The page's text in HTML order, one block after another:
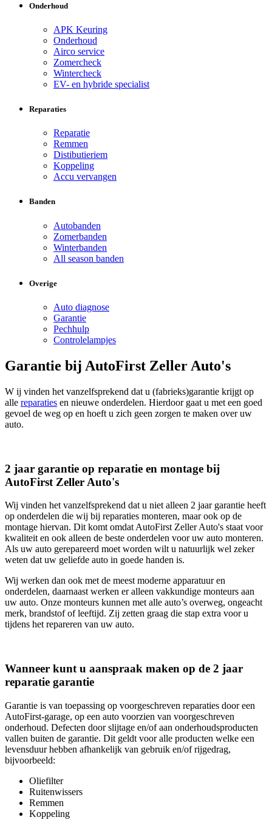
Onderhoud
APK Keuring
Onderhoud
Airco service
Zomercheck
Wintercheck
EV- en hybride specialist
Reparaties
Reparatie
Remmen
Distibutieriem
Koppeling
Accu vervangen
Banden
Autobanden
Zomerbanden
Winterbanden
All season banden
Overige
Auto diagnose
Garantie
Pechhulp
Controlelampjes
Garantie bij AutoFirst Zeller Auto's
W ij vinden het vanzelfsprekend dat u (fabrieks)garantie krijgt op
alle reparaties en nieuwe onderdelen. Hierdoor gaat u met een goed
gevoel de weg op en hoeft u zich geen zorgen te maken over uw
auto.
2 jaar garantie op reparatie en montage bij
AutoFirst Zeller Auto's
Wij vinden het vanzelfsprekend dat u niet alleen 2 jaar garantie heeft
op onderdelen die wij bij reparaties monteren, maar ook op de
montage hiervan. Dit komt omdat AutoFirst Zeller Auto's staat voor
kwaliteit en ook alleen de beste onderdelen voor uw auto monteren.
Als uw auto gerepareerd moet worden wilt u natuurlijk wel zeker
weten dat uw geliefde auto in goede handen is.
Wij werken dan ook met de meest moderne apparatuur en
onderdelen, daarnaast werken er alleen vakkundige monteurs aan
uw auto. Onze monteurs kunnen met alle auto’s overweg, ongeacht
merk, brandstof of leeftijd. Zij zetten graag die stap extra voor u
tijdens het repareren van uw auto.
Wanneer kunt u aanspraak maken op de 2 jaar
reparatie garantie
Garantie is van toepassing op voorgeschreven reparaties door een
AutoFirst-garage, op een auto voorzien van voorgeschreven
onderhoud. Defecten door slijtage en/of aan onderhoudsproducten
vallen buiten de garantie. Dit geldt voor alle producten welke een
levensduur hebben afhankelijk van gebruik en/of rijgedrag,
bijvoorbeeld:
Oliefilter
Ruitenwissers
Remmen
Koppeling